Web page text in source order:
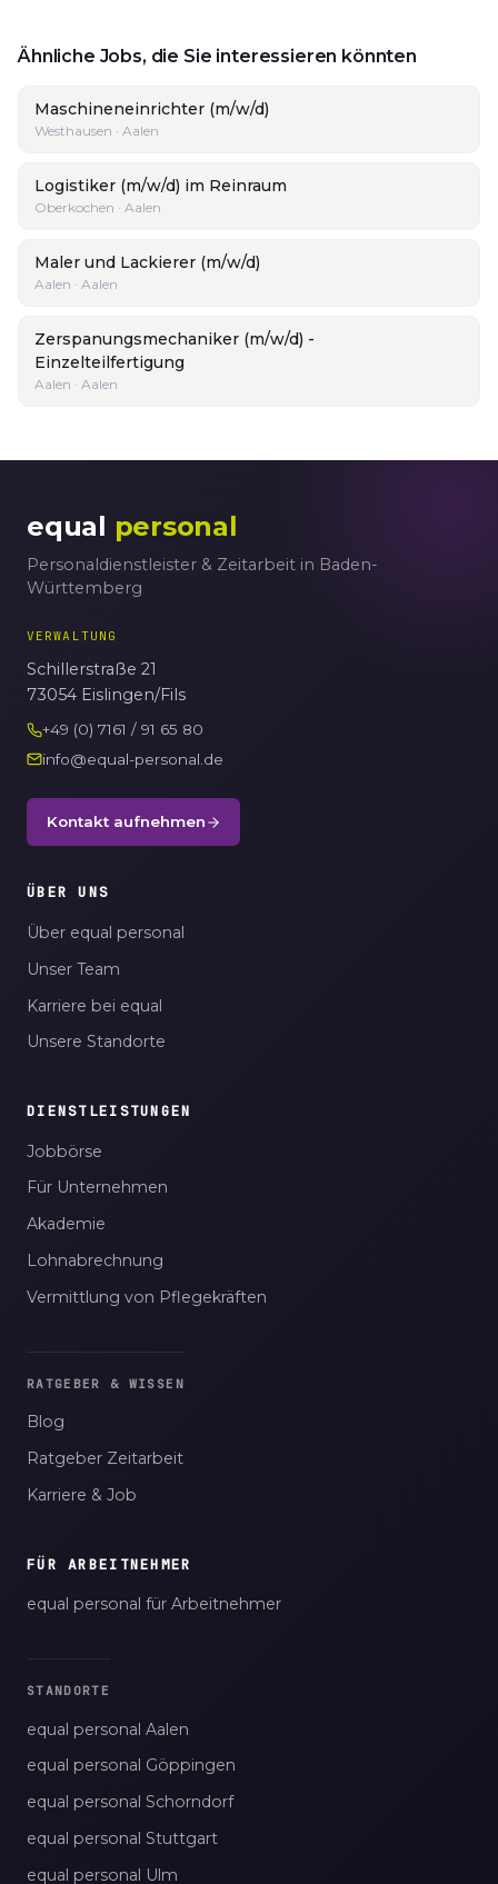
Ähnliche Jobs, die Sie interessieren könnten
Maschineneinrichter (m/w/d)
Westhausen · Aalen
Logistiker (m/w/d) im Reinraum
Oberkochen · Aalen
Maler und Lackierer (m/w/d)
Aalen · Aalen
Zerspanungsmechaniker (m/w/d) -
Einzelteilfertigung
Aalen · Aalen
equal personal
Personaldienstleister & Zeitarbeit in Baden-
Württemberg
VERWALTUNG
Schillerstraße 21
73054 Eislingen/Fils
+49 (0) 7161 / 91 65 80
info@equal-personal.de
Kontakt aufnehmen
ÜBER UNS
Über equal personal
Unser Team
Karriere bei equal
Unsere Standorte
DIENSTLEISTUNGEN
Jobbörse
Für Unternehmen
Akademie
Lohnabrechnung
Vermittlung von Pflegekräften
RATGEBER & WISSEN
Blog
Ratgeber Zeitarbeit
Karriere & Job
FÜR ARBEITNEHMER
equal personal für Arbeitnehmer
STANDORTE
equal personal Aalen
equal personal Göppingen
equal personal Schorndorf
equal personal Stuttgart
equal personal Ulm